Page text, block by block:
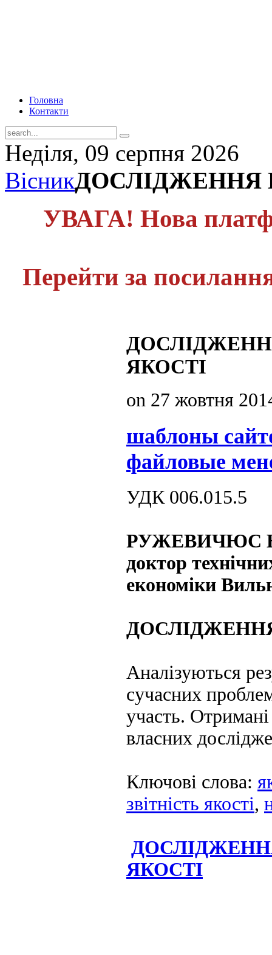
Головна
Контакти
Неділя, 09 серпня 2026
ВісникДОСЛІДЖЕННЯ
УВАГА! Нова
Перейти за
ЯКОСТІ
on 27 жовтня
шаблоны
файловые
УДК 006.015.5
РУЖЕВИЧЮС
доктор
економіки
Аналізуються
сучасних
участь. Отримані
власних
Ключові слова:
звітність якості,
ЯКОСТІ